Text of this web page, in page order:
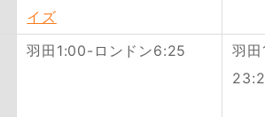
イズ
羽田1:00-ロンドン6:25
羽